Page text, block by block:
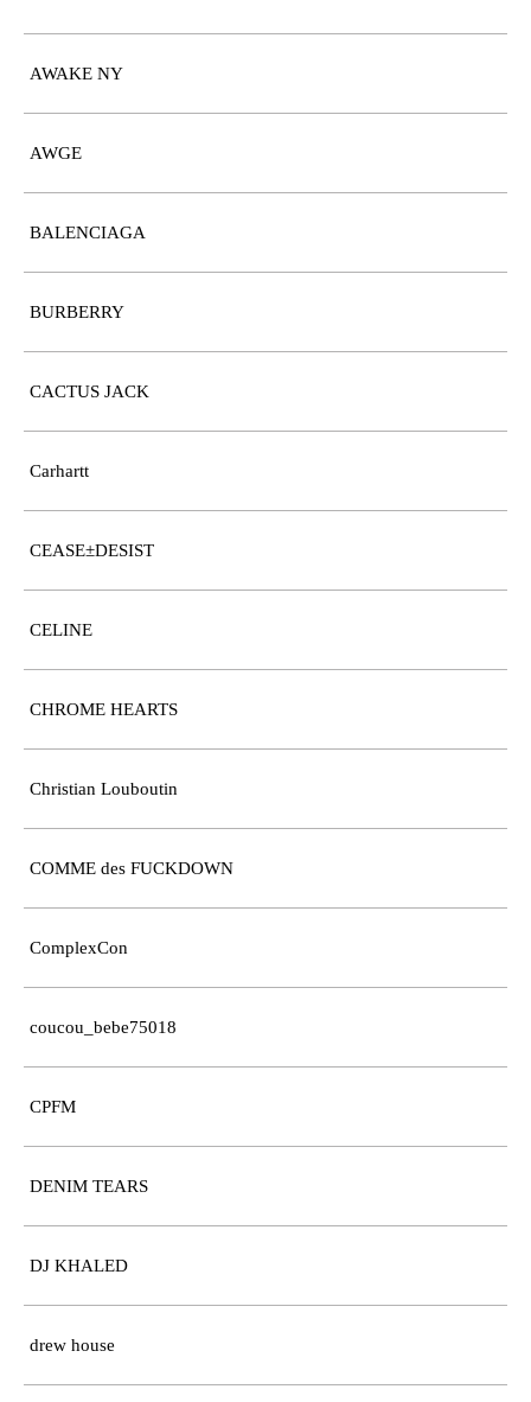
AWAKE NY
AWGE
BALENCIAGA
BURBERRY
CACTUS JACK
Carhartt
CEASE±DESIST
CELINE
CHROME HEARTS
Christian Louboutin
COMME des FUCKDOWN
ComplexCon
coucou_bebe75018
CPFM
DENIM TEARS
DJ KHALED
drew house